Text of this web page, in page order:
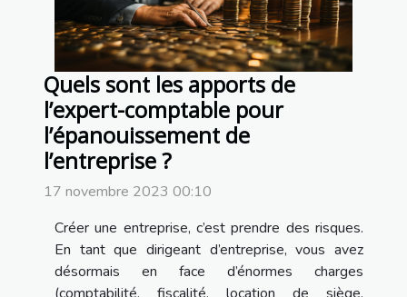
Quels sont les apports de
l’expert-comptable pour
l’épanouissement de
l’entreprise ?
17 novembre 2023 00:10
Créer une entreprise, c’est prendre des risques.
En tant que dirigeant d’entreprise, vous avez
désormais en face d’énormes charges